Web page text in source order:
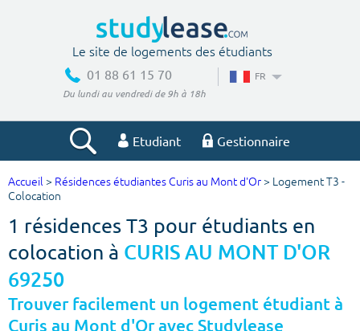
Le site de logements des étudiants
01 88 61 15 70
Du lundi au vendredi de 9h à 18h
FR
Etudiant Gestionnaire
Votre recherche
Ville, école
Budget min Budget max
Accueil > Résidences étudiantes Curis au Mont d'Or > Logement T3 -
Colocation
1 résidences T3 pour étudiants en
colocation à CURIS AU MONT D'OR
69250
Trouver facilement un logement étudiant à
Curis au Mont d'Or avec Studylease